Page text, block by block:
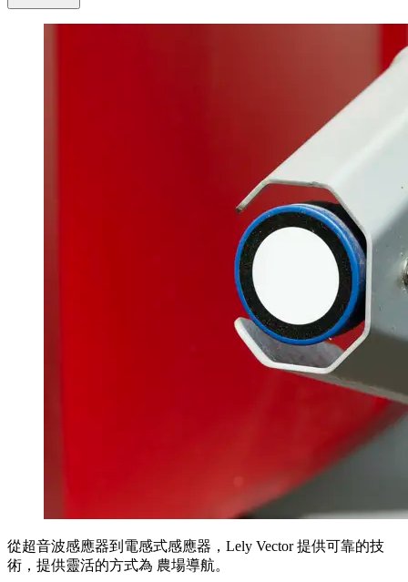
從超音波感應器到電感式感應器，Lely Vector 提供可靠的技
術，提供靈活的方式為 農場導航。